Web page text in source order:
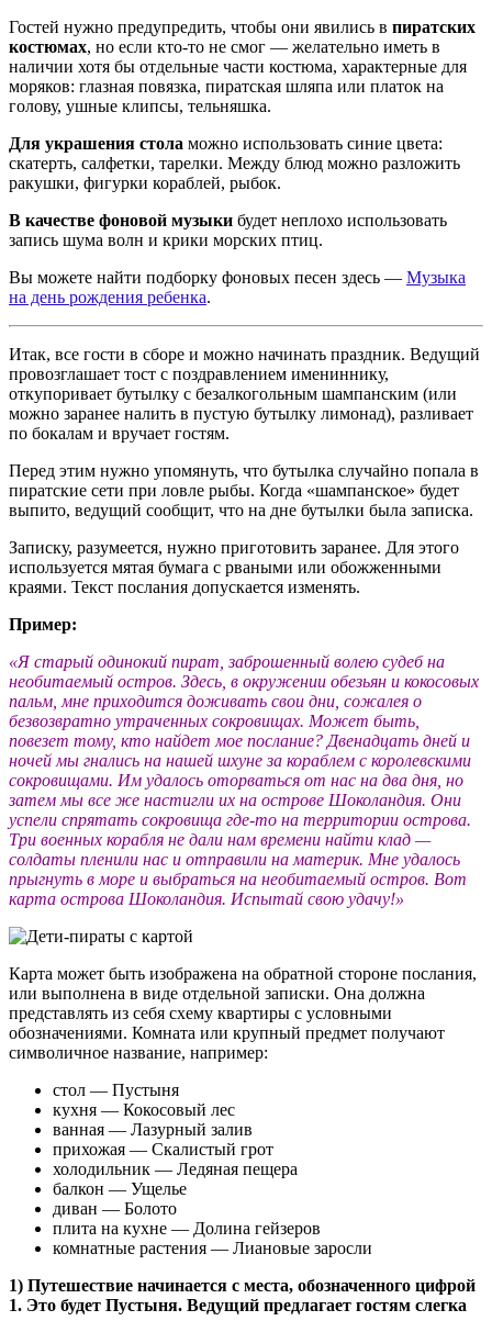
Гостей нужно предупредить, чтобы они явились в пиратских
костюмах, но если кто-то не смог — желательно иметь в
наличии хотя бы отдельные части костюма, характерные для
моряков: глазная повязка, пиратская шляпа или платок на
голову, ушные клипсы, тельняшка.
Для украшения стола можно использовать синие цвета:
скатерть, салфетки, тарелки. Между блюд можно разложить
ракушки, фигурки кораблей, рыбок.
В качестве фоновой музыки будет неплохо использовать
запись шума волн и крики морских птиц.
Вы можете найти подборку фоновых песен здесь — Музыка
на день рождения ребенка.
Итак, все гости в сборе и можно начинать праздник. Ведущий
провозглашает тост с поздравлением имениннику,
откупоривает бутылку с безалкогольным шампанским (или
можно заранее налить в пустую бутылку лимонад), разливает
по бокалам и вручает гостям.
Перед этим нужно упомянуть, что бутылка случайно попала в
пиратские сети при ловле рыбы. Когда «шампанское» будет
выпито, ведущий сообщит, что на дне бутылки была записка.
Записку, разумеется, нужно приготовить заранее. Для этого
используется мятая бумага с рваными или обожженными
краями. Текст послания допускается изменять.
Пример:
«Я старый одинокий пират, заброшенный волею судеб на
необитаемый остров. Здесь, в окружении обезьян и кокосовых
пальм, мне приходится доживать свои дни, сожалея о
безвозвратно утраченных сокровищах. Может быть,
повезет тому, кто найдет мое послание? Двенадцать дней и
ночей мы гнались на нашей шхуне за кораблем с королевскими
сокровищами. Им удалось оторваться от нас на два дня, но
затем мы все же настигли их на острове Шоколандия. Они
успели спрятать сокровища где-то на территории острова.
Три военных корабля не дали нам времени найти клад —
солдаты пленили нас и отправили на материк. Мне удалось
прыгнуть в море и выбраться на необитаемый остров. Вот
карта острова Шоколандия. Испытай свою удачу!»
Карта может быть изображена на обратной стороне послания,
или выполнена в виде отдельной записки. Она должна
представлять из себя схему квартиры с условными
обозначениями. Комната или крупный предмет получают
символичное название, например:
стол — Пустыня
кухня — Кокосовый лес
ванная — Лазурный залив
прихожая — Скалистый грот
холодильник — Ледяная пещера
балкон — Ущелье
диван — Болото
плита на кухне — Долина гейзеров
комнатные растения — Лиановые заросли
1) Путешествие начинается с места, обозначенного цифрой
1. Это будет Пустыня. Ведущий предлагает гостям слегка